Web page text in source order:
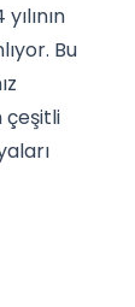
Bu
çeşitli